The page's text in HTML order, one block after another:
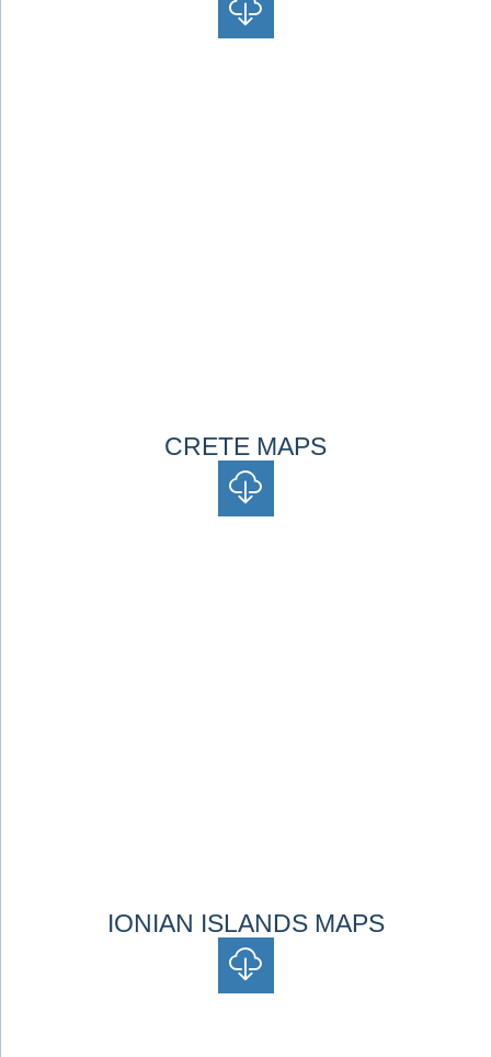
CRETE MAPS
IONIAN ISLANDS MAPS